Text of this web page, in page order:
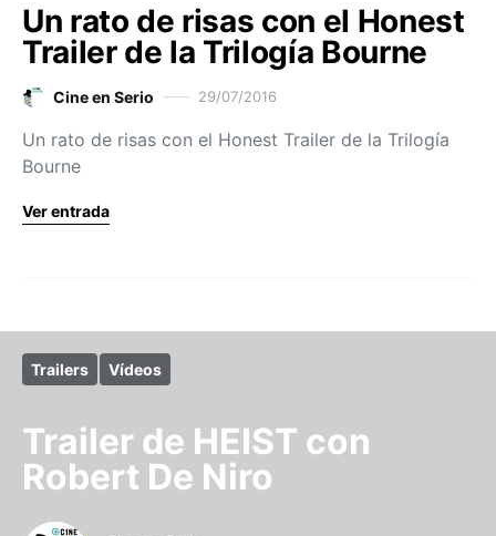
Un rato de risas con el Honest
Trailer de la Trilogía Bourne
Cine en Serio 29/07/2016
Un rato de risas con el Honest Trailer de la Trilogía
Bourne
Ver entrada
Trailers Vídeos
Trailer de HEIST con
Robert De Niro